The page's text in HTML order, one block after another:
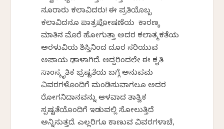
ನೂರಾರು ಕಲಾವಿದರು! ಈ ಪ್ರತಿಯೊಬ್ಬ
ಕಲಾವಿದನೂ ಪಾತ್ರಪೋಷಣೆಯ ಕಾರಣಕ್ಕೆ
ಮಾತಿನ ಮೊರೆ ಹೋಗುತ್ತಾ ಅದರ ಕಲಾತ್ಮಕತೆಯ
ಅರಳುವಿಕೆಯ ಶಿಸ್ತಿನಿಂದ ದೂರ ಸರಿಯುವ
ಅಪಾಯ ಢಾಳಾಗಿದೆ. ಆದ್ದರಿಂದಲೇ ಈ ಕೃತಿ
ಸಾಂಸ್ಕೃತಿಕ ಭ್ರಷ್ಟತೆಯ ಬಗ್ಗೆ ಅನುಪಮ
ವಿವರಗಳೊಂದಿಗೆ ಮಂಡಿಸುವಾಗಲೂ ಅದರ
ರೋಗನಿದಾನವನ್ನು ಆಳವಾದ ತಾತ್ವಿಕ
ಸ್ಪಷ್ಟತೆಯೊಂದಿಗೆ ಇಡುವಲ್ಲಿ ಸೋಲುತ್ತಿದೆ
ಅನ್ನಿಸುತ್ತದೆ. ಎಲ್ಲರಿಗೂ ಕಾಣುವ ವಿವರಗಳಾಚೆ,